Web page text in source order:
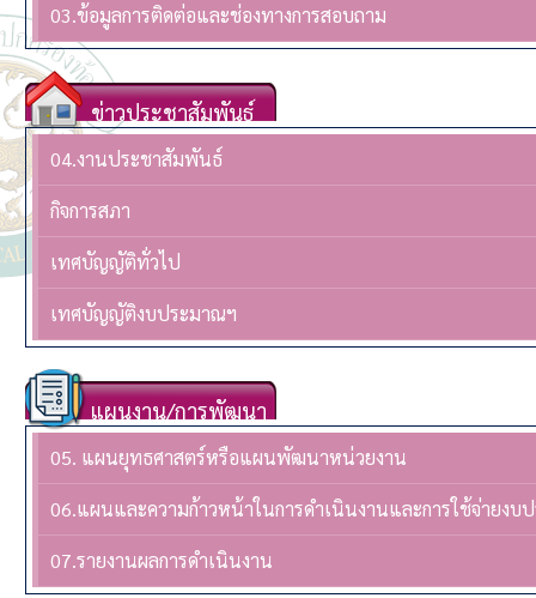
03.ข้อมูลการติดต่อและช่องทางการสอบถาม
ข่าวประชาสัมพันธ์
04.งานประชาสัมพันธ์
กิจการสภา
เทศบัญญัติทั่วไป
เทศบัญญัติงบประมาณฯ
แผนงาน/การพัฒนา
05. แผนยุทธศาสตร์หรือแผนพัฒนาหน่วยงาน
06.แผนและความก้าวหน้าในการดำเนินงานและการใช้จ่ายงบ
07.รายงานผลการดำเนินงาน